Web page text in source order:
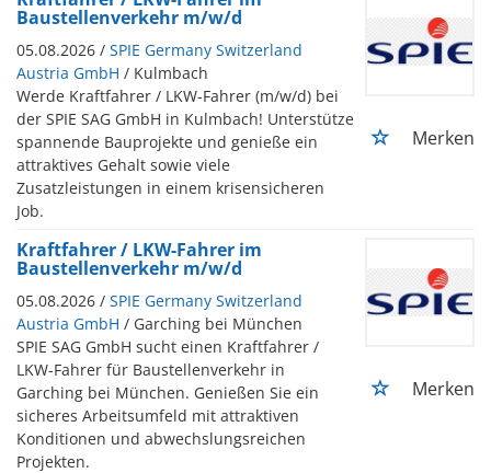
Baustellenverkehr m/w/d
05.08.2026 / SPIE Germany Switzerland
Austria GmbH / Kulmbach
Werde Kraftfahrer / LKW-Fahrer (m/w/d) bei
der SPIE SAG GmbH in Kulmbach! Unterstütze
spannende Bauprojekte und genieße ein
attraktives Gehalt sowie viele
Zusatzleistungen in einem krisensicheren
Job.
Merken
Kraftfahrer / LKW-Fahrer im
Baustellenverkehr m/w/d
05.08.2026 / SPIE Germany Switzerland
Austria GmbH / Garching bei München
SPIE SAG GmbH sucht einen Kraftfahrer /
LKW-Fahrer für Baustellenverkehr in
Garching bei München. Genießen Sie ein
sicheres Arbeitsumfeld mit attraktiven
Konditionen und abwechslungsreichen
Projekten.
Merken